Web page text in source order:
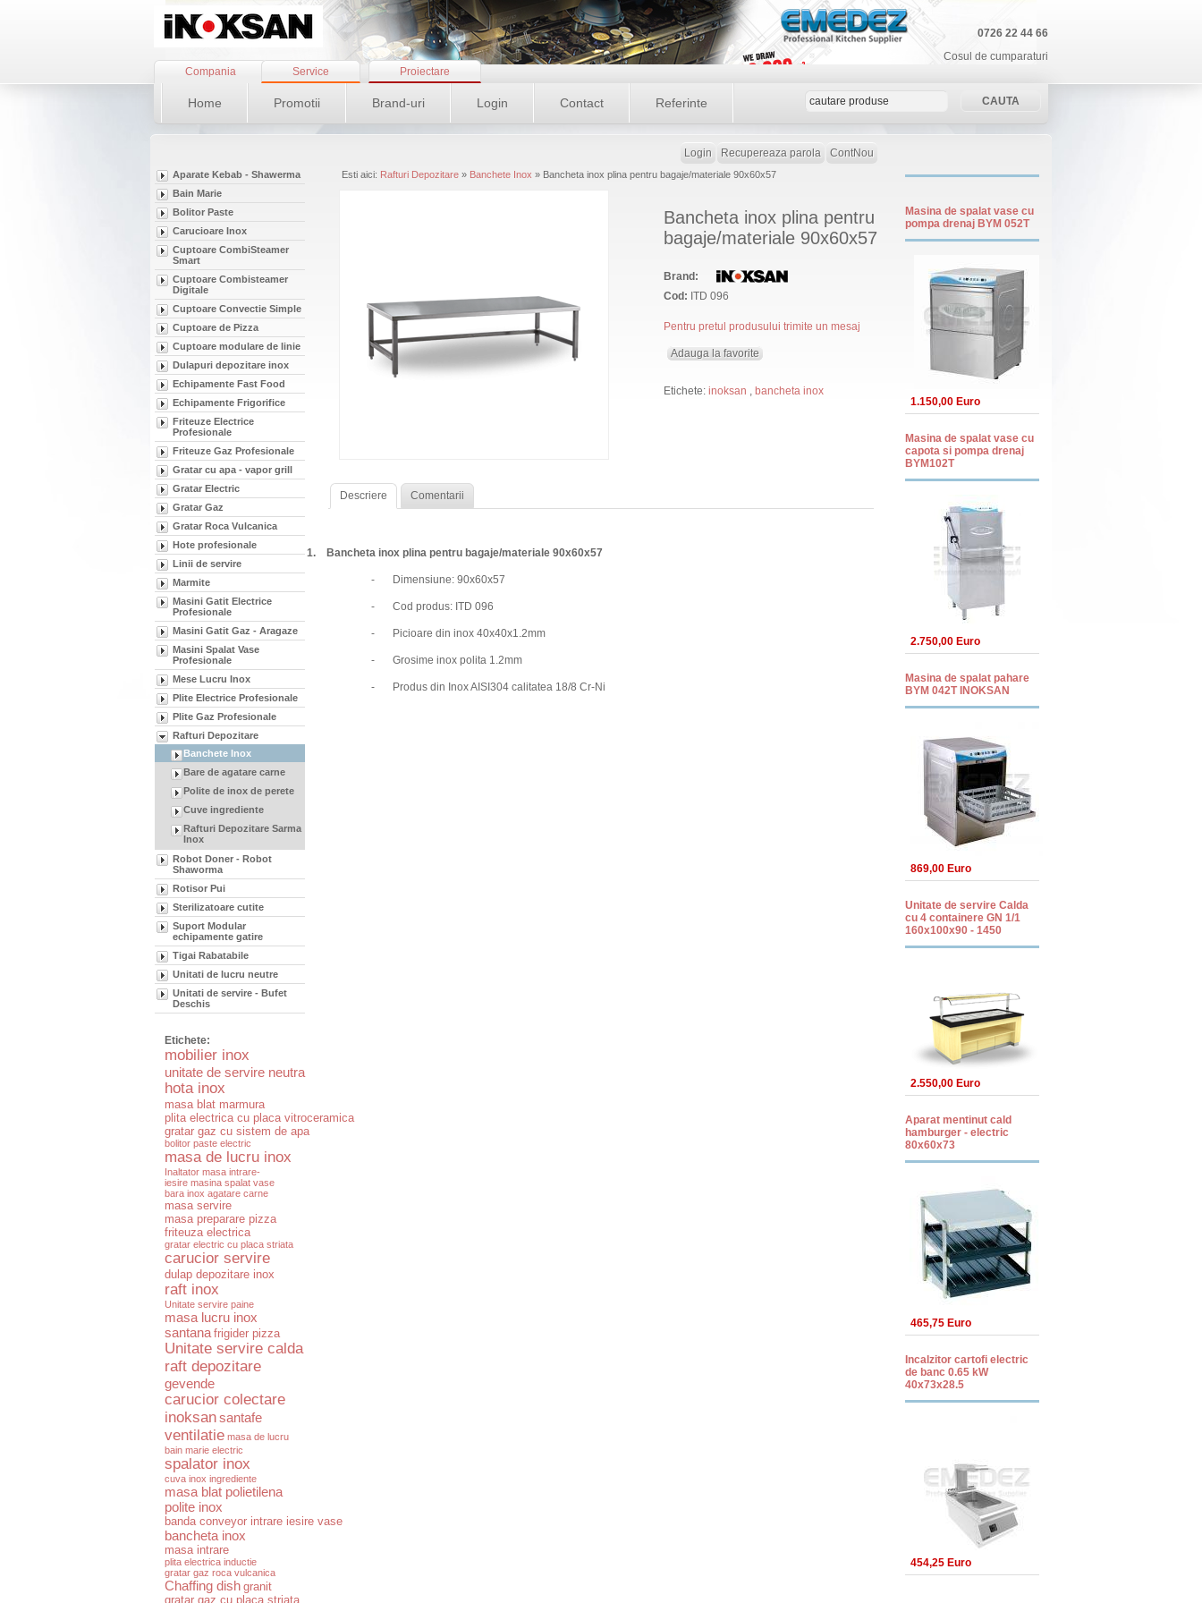
0726 22 44 66
Cosul de cumparaturi
Compania
Service Proiectare
Home Promotii Brand-uri Login Contact Referinte
Aparate Kebab - Shawerma
Bain Marie
Bolitor Paste
Carucioare Inox
Cuptoare CombiSteamer
Smart
Cuptoare Combisteamer
Digitale
Cuptoare Convectie Simple
Cuptoare de Pizza
Cuptoare modulare de linie
Dulapuri depozitare inox
Echipamente Fast Food
Echipamente Frigorifice
Friteuze Electrice
Profesionale
Friteuze Gaz Profesionale
Gratar cu apa - vapor grill
Gratar Electric
Gratar Gaz
Gratar Roca Vulcanica
Hote profesionale
Linii de servire
Marmite
Masini Gatit Electrice
Profesionale
Masini Gatit Gaz - Aragaze
Masini Spalat Vase
Profesionale
Mese Lucru Inox
Plite Electrice Profesionale
Plite Gaz Profesionale
Rafturi Depozitare
Banchete Inox
Bare de agatare carne
Polite de inox de perete
Cuve ingrediente
Rafturi Depozitare Sarma
Inox
Robot Doner - Robot
Shaworma
Rotisor Pui
Sterilizatoare cutite
Suport Modular
echipamente gatire
Tigai Rabatabile
Unitati de lucru neutre
Unitati de servire - Bufet
Deschis
Etichete:
mobilier inox
unitate de servire neutra
hota inox
masa blat marmura
plita electrica cu placa vitroceramica
gratar gaz cu sistem de apa
bolitor paste electric
masa de lucru inox
Inaltator masa intrare-
iesire masina spalat vase
bara inox agatare carne
masa servire
masa preparare pizza
friteuza electrica
gratar electric cu placa striata
carucior servire
dulap depozitare inox
raft inox
Unitate servire paine
masa lucru inox
santana frigider pizza
Unitate servire calda
raft depozitare
gevende
carucior colectare
inoksansantafe
ventilatie masa de lucru
bain marie electric
spalator inox
cuva inox ingrediente
masa blat polietilena
polite inox
banda conveyor intrare iesire vase
bancheta inox
masa intrare
plita electrica inductie
gratar gaz roca vulcanica
Chaffing dish granit
gratar gaz cu placa striata
Login Recupereaza parola ContNou
Esti aici: Rafturi Depozitare » Banchete Inox » Bancheta inox plina pentru bagaje/materiale 90x60x57
Bancheta inox plina pentru
bagaje/materiale 90x60x57
Brand:
Cod: ITD 096
Pentru pretul produsului trimite un mesaj
Adauga la favorite
Etichete: inoksan , bancheta inox
Descriere Comentarii
1. Bancheta inox plina pentru bagaje/materiale 90x60x57
- Dimensiune: 90x60x57
- Cod produs: ITD 096
- Picioare din inox 40x40x1.2mm
- Grosime inox polita 1.2mm
- Produs din Inox AISI304 calitatea 18/8 Cr-Ni
Masina de spalat vase cu
pompa drenaj BYM 052T
1.150,00 Euro
Masina de spalat vase cu
capota si pompa drenaj
BYM102T
2.750,00 Euro
Masina de spalat pahare
BYM 042T INOKSAN
869,00 Euro
Unitate de servire Calda
cu 4 containere GN 1/1
160x100x90 - 1450
2.550,00 Euro
Aparat mentinut cald
hamburger - electric
80x60x73
465,75 Euro
Incalzitor cartofi electric
de banc 0.65 kW
40x73x28.5
454,25 Euro